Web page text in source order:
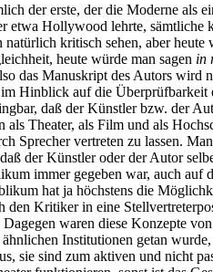
der erste, der die Moderne
Hollywood lehrte, sämtliche
kritisch sehen, aber
heute würde man sagen in
das Manuskript des Autors
Hinblick auf die
daß der Künstler bzw. der
als Theater, als Film und als
Sprecher vertreten zu lassen.
der Künstler oder der Autor
immer gegeben war, auch
hat ja höchstens die
Kritiker in eine
waren diese Konzepte von
Institutionen getan
sie sind zum aktiven und nicht